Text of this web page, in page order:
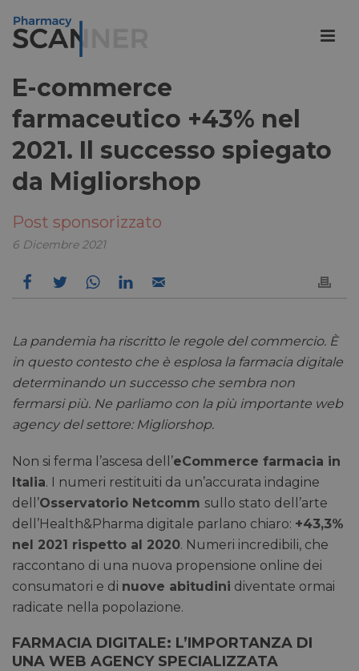
E-commerce
farmaceutico +43% nel
2021. Il successo spiegato
da Migliorshop
Post sponsorizzato
6 Dicembre 2021
La pandemia ha riscritto le regole del commercio. È
in questo contesto che è esplosa la farmacia digitale
determinando un successo che sembra non
fermarsi più. Ne parliamo con la più importante web
agency del settore: Migliorshop.
Non si ferma l’ascesa dell’eCommerce farmacia in
Italia. I numeri restituiti da un’accurata indagine
dell’Osservatorio Netcomm sullo stato dell’arte
dell’Health&Pharma digitale parlano chiaro: +43,3%
nel 2021 rispetto al 2020. Numeri incredibili, che
raccontano di una nuova propensione online dei
consumatori e di nuove abitudini diventate ormai
radicate nella popolazione.
FARMACIA DIGITALE: L’IMPORTANZA DI
UNA WEB AGENCY SPECIALIZZATA